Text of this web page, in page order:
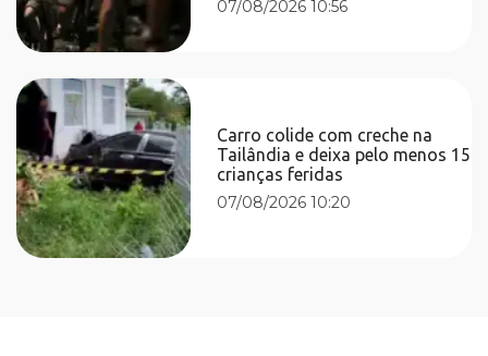
07/08/2026 10:56
Carro colide com creche na
Tailândia e deixa pelo menos 15
crianças feridas
07/08/2026 10:20